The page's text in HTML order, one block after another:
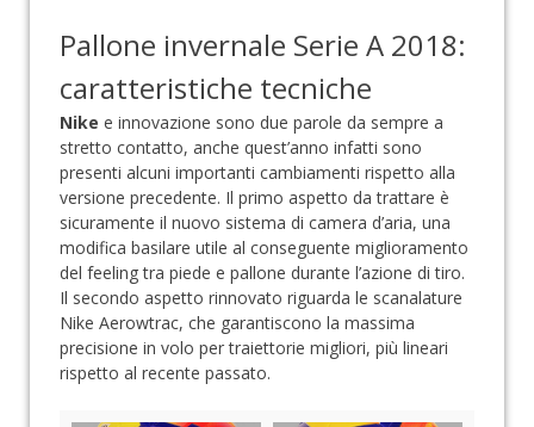
Pallone invernale Serie A 2018:
caratteristiche tecniche
Nike e innovazione sono due parole da sempre a
stretto contatto, anche quest’anno infatti sono
presenti alcuni importanti cambiamenti rispetto alla
versione precedente. Il primo aspetto da trattare è
sicuramente il nuovo sistema di camera d’aria, una
modifica basilare utile al conseguente miglioramento
del feeling tra piede e pallone durante l’azione di tiro.
Il secondo aspetto rinnovato riguarda le scanalature
Nike Aerowtrac, che garantiscono la massima
precisione in volo per traiettorie migliori, più lineari
rispetto al recente passato.